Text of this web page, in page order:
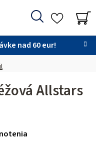
nad 60 eur!
Hľadať
Allstars